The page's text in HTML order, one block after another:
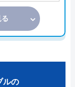
ルの